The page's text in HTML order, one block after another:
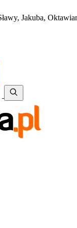
Jakuba,